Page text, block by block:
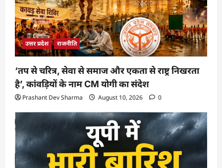
उत्तर प्रदेश राजनीति
‘तप से चरित्र, सेवा से समाज और एकता से राष्ट्र निखरता
है’, कांवड़ियों के नाम CM योगी का संदेश
Prashant Dev Sharma August 10, 2026 0